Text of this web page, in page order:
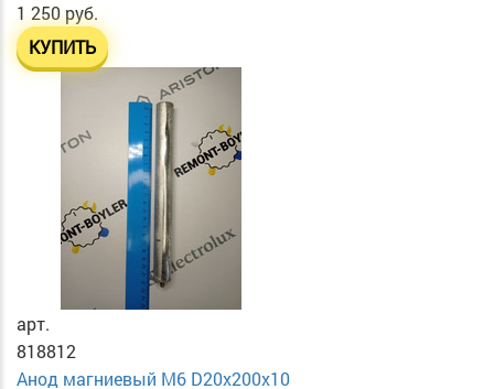
1 250 руб.
КУПИТЬ
арт.
818812
Анод магниевый М6 D20х200х10